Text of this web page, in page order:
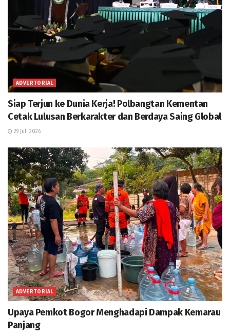
ADVERTORIAL
Siap Terjun ke Dunia Kerja! Polbangtan Kementan
Cetak Lulusan Berkarakter dan Berdaya Saing Global
29 Juli 2026
ADVERTORIAL
Upaya Pemkot Bogor Menghadapi Dampak Kemarau
Panjang